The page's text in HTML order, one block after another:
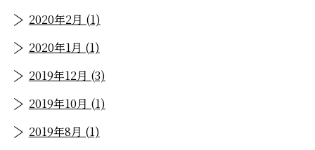
2020年2月 (1)
2020年1月 (1)
2019年12月 (3)
2019年10月 (1)
2019年8月 (1)